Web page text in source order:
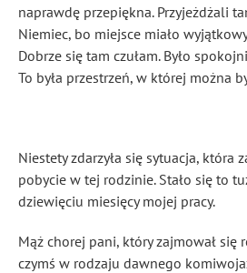
naprawdę przepiękna. Przyjeżdżali
Niemiec, bo miejsce miało
Dobrze się tam czułam. Było
To była przestrzeń, w której można
Niestety zdarzyła się sytuacja, która
pobycie w tej rodzinie. Stało się to
dziewięciu miesięcy mojej pracy.
Mąż chorej pani, który zajmował się
czymś w rodzaju dawnego